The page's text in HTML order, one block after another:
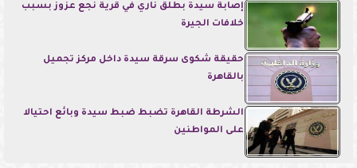
إصابة سيدة بطلق ناري في قرية نجع عزوز بسبب
خلافات الجيرة
حقيقة شكوى سرقة سيدة داخل مركز تجميل
بالقاهرة
الشرطة القاهرة تضبط ضبط سيدة وبائع احتيالا
على المواطنين